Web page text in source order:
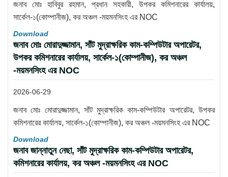
জনাব মোঃ হাবিবুর রহমান, প্রধান সহকারী, উপকর কমিশনারের কার্যালয়,
সার্কেল-১(কোম্পানীজ), কর অঞ্চল -ময়মনসিংহ এর NOC
Download
জনাব মোঃ মোরাদুজ্জামান, সাঁট মুদ্রাক্ষরিক কাম-কম্পিউটার অপারেটর,
উপকর কমিশনারের কার্যালয়, সার্কেল-১(কোম্পানীজ), কর অঞ্চল
-ময়মনসিংহ এর NOC
2026-06-29
জনাব মোঃ মোরাদুজ্জামান, সাঁট মুদ্রাক্ষরিক কাম-কম্পিউটার অপারেটর, উপকর
কমিশনারের কার্যালয়, সার্কেল-১(কোম্পানীজ), কর অঞ্চল -ময়মনসিংহ এর NOC
Download
জনাব জান্নাতুন নেছা, সাঁট মুদ্রাক্ষরিক কাম-কম্পিউটার অপারেটর,
কমিশনারের কার্যালয়, কর অঞ্চল -ময়মনসিংহ এর NOC